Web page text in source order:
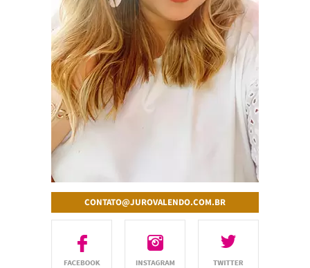
CONTATO@JUROVALENDO.COM.BR